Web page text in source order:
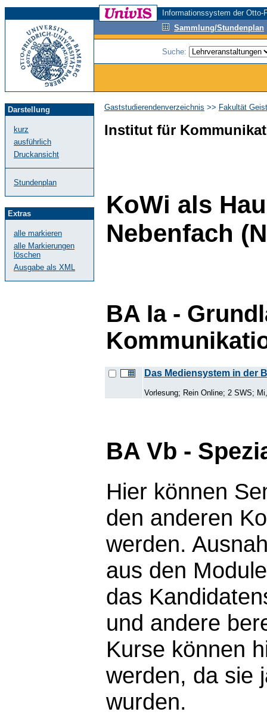
Informationssystem der
Sammlung/Stundenplan
Suche:
Darstellung
kurz
ausführlich
Druckansicht
Stundenplan
Extras
alle markieren
alle Markierungen
löschen
Ausgabe als XML
Gaststudierendenverzeichnis >> Fakultät
Institut für
KoWi als
Nebenfach
BA Ia -
Das Mediensystem in der
Vorlesung; Rein Online; 2 SWS;
BA Vb -
Hier können
den anderen
werden.
aus den
das
und andere
Kurse können
werden, da sie
wurden.